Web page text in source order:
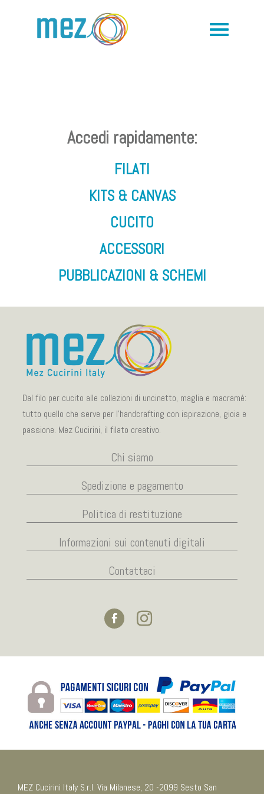
Accedi rapidamente:
FILATI
KITS & CANVAS
CUCITO
ACCESSORI
PUBBLICAZIONI & SCHEMI
Dal filo per cucito alle collezioni di uncinetto, maglia e macramé:
tutto quello che serve per l’handcrafting con ispirazione, gioia e
passione. Mez Cucirini, il filato creativo.
Chi siamo
Spedizione e pagamento
Politica di restituzione
Informazioni sui contenuti digitali
Contattaci
MEZ Cucirini Italy S.r.l. Via Milanese, 20 -2099 Sesto San